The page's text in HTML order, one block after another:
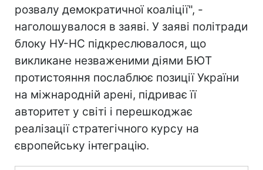
розвалу демократичної коаліції", -
наголошувалося в заяві. У заяві політради
блоку НУ-НС підкреслювалося, що
викликане незваженими діями БЮТ
протистояння послаблює позиції України
на міжнародній арені, підриває її
авторитет у світі і перешкоджає
реалізації стратегічного курсу на
європейську інтеграцію.